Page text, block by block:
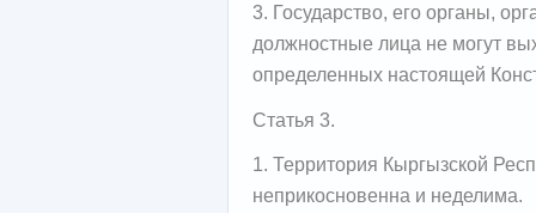
3. Государство, его органы,
должностные лица не могут
определенных настоящей
Статья 3.
1. Территория Кыргызской
неприкосновенна и неделима.